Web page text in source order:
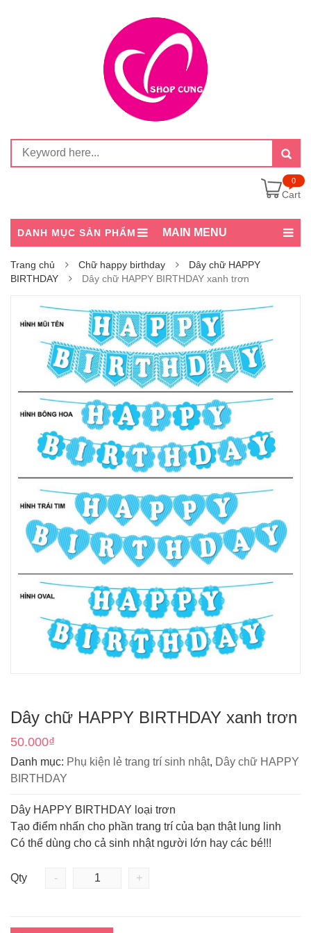
Cart
0
DANH MỤC SẢN PHẨM MAIN MENU
Trang chủ Chữ happy birthday
Dây chữ HAPPY
BIRTHDAY
Dây chữ HAPPY BIRTHDAY xanh trơn
Dây chữ HAPPY BIRTHDAY xanh trơn
50.000₫
Danh mục: Phụ kiện lẻ trang trí sinh nhật, Dây chữ HAPPY
BIRTHDAY
Dây HAPPY BIRTHDAY loại trơn
Tạo điểm nhấn cho phần trang trí của bạn thật lung linh
Có thể dùng cho cả sinh nhật người lớn hay các bé!!!
Qty - +